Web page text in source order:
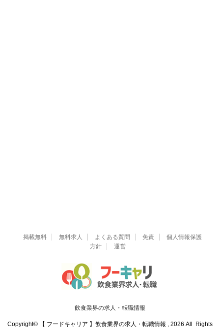
掲載無料 無料求人 よくある質問 免責
個人情報保護
方針
運営
飲食業界の求人・転職情報
Copyright© 【 フードキャリア 】飲食業界の求人・転職情報 , 2026 All Rights